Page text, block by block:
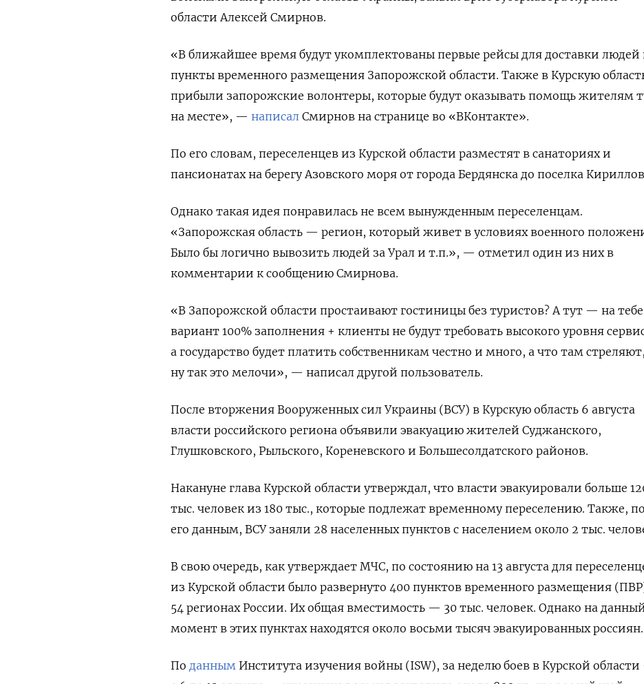
области Алексей Смирнов.
«В ближайшее время будут укомплектованы первые рейсы для доставки людей
пункты временного размещения Запорожской области. Также в Курскую
прибыли запорожские волонтеры, которые будут оказывать помощь жителям
на месте», — написал Смирнов на странице во «ВКонтакте».
По его словам, переселенцев из Курской области разместят в санаториях и
пансионатах на берегу Азовского моря от города Бердянска до поселка
Однако такая идея понравилась не всем вынужденным переселенцам.
«Запорожская область — регион, который живет в условиях военного
Было бы логично вывозить людей за Урал и т.п.», — отметил один из них в
комментарии к сообщению Смирнова.
«В Запорожской области простаивают гостиницы без туристов? А тут — на тебе
вариант 100% заполнения + клиенты не будут требовать высокого уровня
а государство будет платить собственникам честно и много, а что там стреляют,
ну так это мелочи», — написал другой пользователь.
После вторжения Вооруженных сил Украины (ВСУ) в Курскую область 6 августа
власти российского региона объявили эвакуацию жителей Суджанского,
Глушковского, Рыльского, Кореневского и Большесолдатского районов.
Накануне глава Курской области утверждал, что власти эвакуировали больше
тыс. человек из 180 тыс., которые подлежат временному переселению. Также, по
его данным, ВСУ заняли 28 населенных пунктов с населением около 2 тыс.
В свою очередь, как утверждает МЧС, по состоянию на 13 августа для
из Курской области было развернуто 400 пунктов временного размещения
54 регионах России. Их общая вместимость — 30 тыс. человек. Однако на
момент в этих пунктах находятся около восьми тысяч эвакуированных россиян.
По данным Института изучения войны (ISW), за неделю боев в Курской